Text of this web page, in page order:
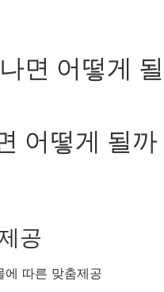
면 어떻게 될
어떻게 될까
공
에 따른 맞춤제공